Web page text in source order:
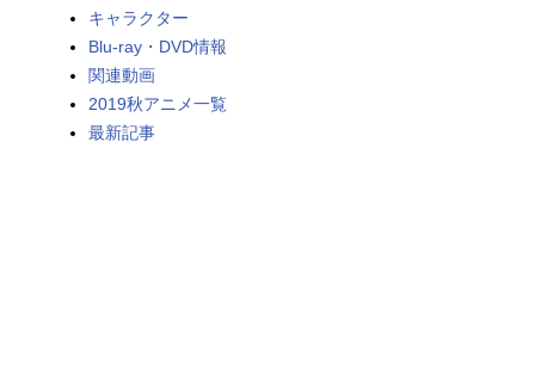
キャラクター
Blu-ray・DVD情報
関連動画
2019秋アニメ一覧
最新記事